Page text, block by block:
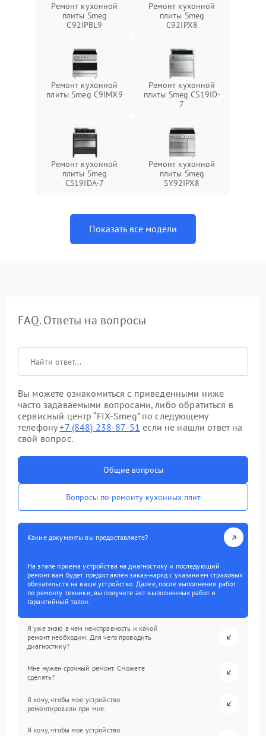
Ремонт кухонной
плиты Smeg
C92IPBL9
Ремонт кухонной
плиты Smeg
C92IPX8
Ремонт кухонной
плиты Smeg C9IMX9
Ремонт кухонной
плиты Smeg CS19ID-
7
Ремонт кухонной
плиты Smeg
CS19IDA-7
Ремонт кухонной
плиты Smeg
SY92IPX8
Показать все модели
FAQ. Ответы на вопросы
Вы можете ознакомиться с приведенными ниже
часто задаваемыми вопросами, либо обратиться в
сервисный центр “FIX-Smeg” по следующему
телефону+7 (848) 238-87-51 если не нашли ответ на
свой вопрос.
Общие вопросы
Вопросы по ремонту кухонных плит
Какие документы вы предоставляете?
На этапе приема устройства на диагностику и последующий
ремонт вам будет предоставлен заказ-наряд с указанием страховых
обязательств на ваше устройство. Далее, после выполнения работ
по ремонту техники, вы получите акт выполненных работ и
гарантийный талон.
Я уже знаю в чем неисправность и какой
ремонт необходим. Для чего проводить
диагностику?
Мне нужен срочный ремонт. Сможете
сделать?
Я хочу, чтобы мое устройство
ремонтировали при мне.
Я хочу, чтобы мое устройство